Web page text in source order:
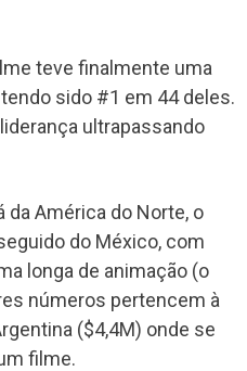
teve finalmente uma
sido #1 em 44 deles.
ultrapassando
da América do Norte, o
do México, com
longa de animação (o
números pertencem à
($4,4M) onde se
filme.